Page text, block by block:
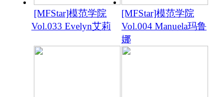
[MFStar]模范学院
Vol.033 Evelyn艾莉
[MFStar]模范学院
Vol.004 Manuela玛鲁
娜